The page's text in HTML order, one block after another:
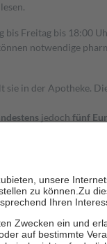
Freitag bis 18:00
notwendige
in der Apotheke.
jedoch fünf
Stellung der Familie